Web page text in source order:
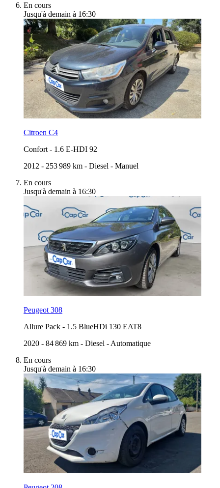
En cours
Jusqu'à demain à 16:30
Citroen C4
Confort - 1.6 E-HDI 92
2012 - 253 989 km - Diesel - Manuel
En cours
Jusqu'à demain à 16:30
Peugeot 308
Allure Pack - 1.5 BlueHDi 130 EAT8
2020 - 84 869 km - Diesel - Automatique
En cours
Jusqu'à demain à 16:30